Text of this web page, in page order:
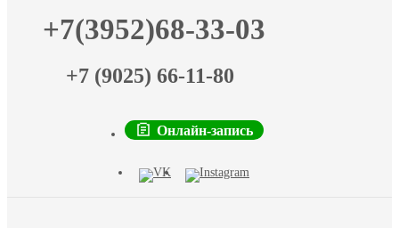
+7(3952)68-33-03
+7 (9025) 66-11-80
Онлайн-запись